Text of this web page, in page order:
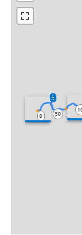
5
0 50